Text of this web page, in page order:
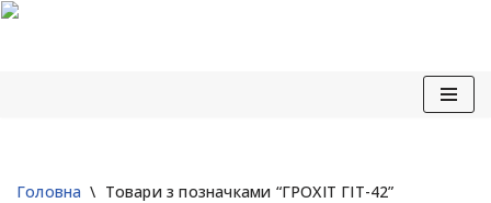
Головна \ Товари з позначками “ГРОХІТ ГІТ-42”